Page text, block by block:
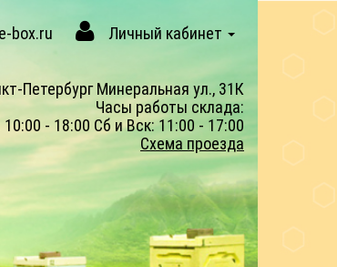
box.ru Личный кабинет
Петербург Минеральная ул., 31К
Часы работы склада:
- 18:00 Сб и Вск: 11:00 - 17:00
Схема проезда